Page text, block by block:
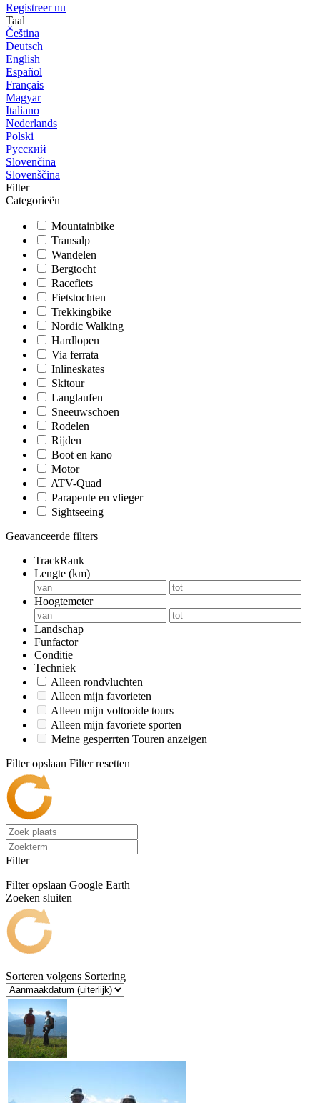
Registreer nu
Taal
Čeština
Deutsch
English
Español
Français
Magyar
Italiano
Nederlands
Polski
Русский
Slovenčina
Slovenščina
Filter
Categorieën
Mountainbike
Transalp
Wandelen
Bergtocht
Racefiets
Fietstochten
Trekkingbike
Nordic Walking
Hardlopen
Via ferrata
Inlineskates
Skitour
Langlaufen
Sneeuwschoen
Rodelen
Rijden
Boot en kano
Motor
ATV-Quad
Parapente en vlieger
Sightseeing
Geavanceerde filters
TrackRank
Lengte (km)
Hoogtemeter
Landschap
Funfactor
Conditie
Techniek
Alleen rondvluchten
Alleen mijn favorieten
Alleen mijn voltooide tours
Alleen mijn favoriete sporten
Meine gesperrten Touren anzeigen
Filter opslaan Filter resetten
Filter
Filter opslaan Google Earth
Zoeken sluiten
Sorteren volgens Sortering